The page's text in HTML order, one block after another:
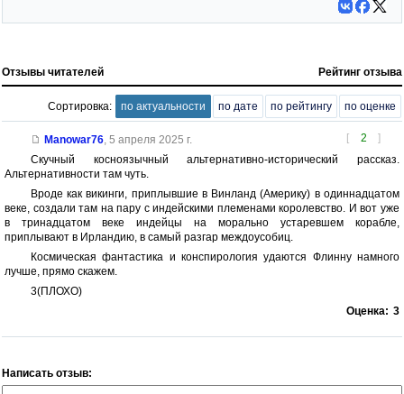
Отзывы читателей Рейтинг отзыва
Сортировка: по актуальности по дате по рейтингу по оценке
[ 2 ]
Manowar76, 5 апреля 2025 г.
Скучный косноязычный альтернативно-исторический рассказ.
Альтернативности там чуть.
Вроде как викинги, приплывшие в Винланд (Америку) в одиннадцатом
веке, создали там на пару с индейскими племенами королевство. И вот уже
в тринадцатом веке индейцы на морально устаревшем корабле,
приплывают в Ирландию, в самый разгар междоусобиц.
Космическая фантастика и конспирология удаются Флинну намного
лучше, прямо скажем.
3(ПЛОХО)
Оценка: 3
Написать отзыв: